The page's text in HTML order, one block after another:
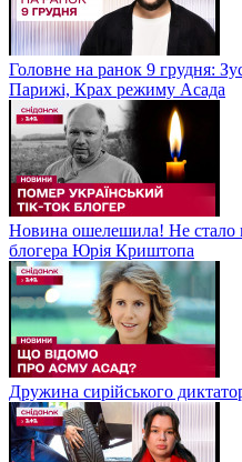
Головне на ранок 9 грудня:
Парижі, Крах режиму Асада
Новина ошелешила! Не стало
блогера Юрія Криштопа
Дружина сирійського